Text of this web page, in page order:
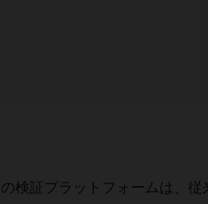
検証プラットフォームは、